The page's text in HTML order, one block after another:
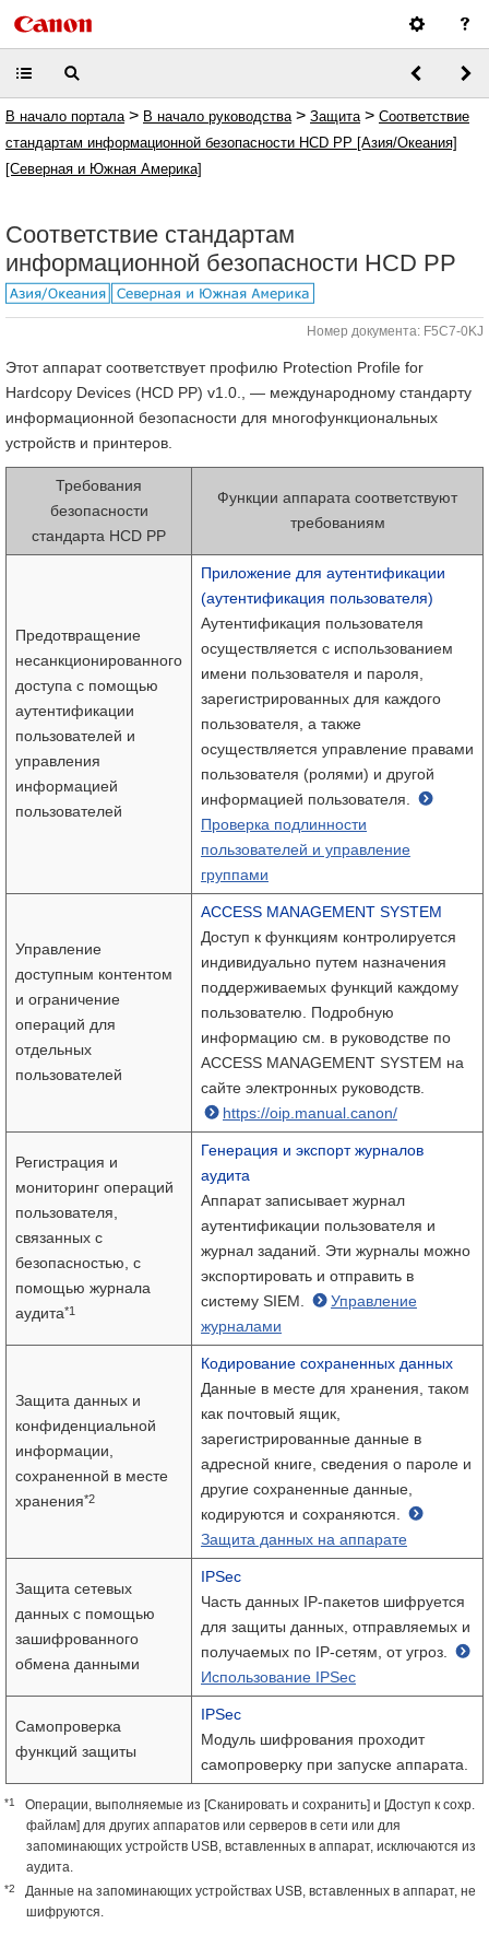
В начало портала > В начало руководства > Защита > Соответствие
стандартам информационной безопасности HCD PP [Азия/Океания]
[Северная и Южная Америка]
Соответствие стандартам
информационной безопасности HCD PP
Номер документа: F5C7-0KJ
Этот аппарат соответствует профилю Protection Profile for
Hardcopy Devices (HCD PP) v1.0., — международному стандарту
информационной безопасности для многофункциональных
устройств и принтеров.
Требования
безопасности
стандарта HCD PP
Функции аппарата соответствуют
требованиям
Предотвращение
несанкционированного
доступа с помощью
аутентификации
пользователей и
управления
информацией
пользователей
Приложение для аутентификации
(аутентификация пользователя)
Аутентификация пользователя
осуществляется с использованием
имени пользователя и пароля,
зарегистрированных для каждого
пользователя, а также
осуществляется управление правами
пользователя (ролями) и другой
информацией пользователя.
Проверка подлинности
пользователей и управление
группами
Управление
доступным контентом
и ограничение
операций для
отдельных
пользователей
ACCESS MANAGEMENT SYSTEM
Доступ к функциям контролируется
индивидуально путем назначения
поддерживаемых функций каждому
пользователю. Подробную
информацию см. в руководстве по
ACCESS MANAGEMENT SYSTEM на
сайте электронных руководств.
https://oip.manual.canon/
Регистрация и
мониторинг операций
пользователя,
связанных с
безопасностью, с
помощью журнала
аудита*1
Генерация и экспорт журналов
аудита
Аппарат записывает журнал
аутентификации пользователя и
журнал заданий. Эти журналы можно
экспортировать и отправить в
систему SIEM.
Управление
журналами
Защита данных и
конфиденциальной
информации,
сохраненной в месте
хранения*2
Кодирование сохраненных данных
Данные в месте для хранения, таком
как почтовый ящик,
зарегистрированные данные в
адресной книге, сведения о пароле и
другие сохраненные данные,
кодируются и сохраняются.
Защита данных на аппарате
Защита сетевых
данных с помощью
зашифрованного
обмена данными
IPSec
Часть данных IP-пакетов шифруется
для защиты данных, отправляемых и
получаемых по IP-сетям, от угроз.
Использование IPSec
Самопроверка
функций защиты
IPSec
Модуль шифрования проходит
самопроверку при запуске аппарата.
*1
Операции, выполняемые из [Сканировать и сохранить] и [Доступ к сохр.
файлам] для других аппаратов или серверов в сети или для
запоминающих устройств USB, вставленных в аппарат, исключаются из
аудита.
*2
Данные на запоминающих устройствах USB, вставленных в аппарат, не
шифруются.